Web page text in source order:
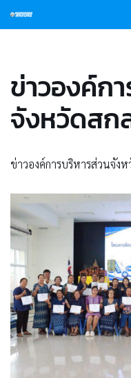
content
ข่าวองค์ก
จังหวัดสก
ข่าวองค์การบริหารส่วนจัง